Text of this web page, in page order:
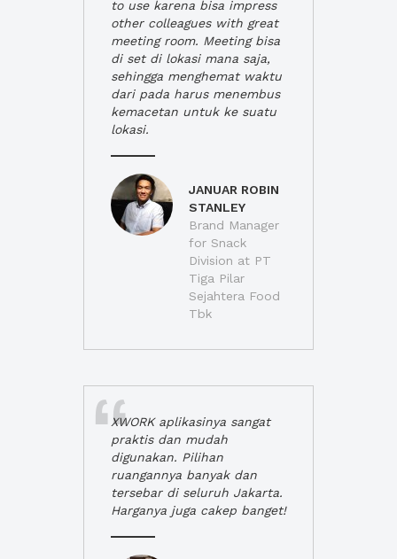
to use karena bisa impress
other colleagues with great
meeting room. Meeting bisa
di set di lokasi mana saja,
sehingga menghemat waktu
dari pada harus menembus
kemacetan untuk ke suatu
lokasi.
JANUAR ROBIN
STANLEY
Brand Manager
for Snack
Division at PT
Tiga Pilar
Sejahtera Food
Tbk
XWORK aplikasinya sangat
praktis dan mudah
digunakan. Pilihan
ruangannya banyak dan
tersebar di seluruh Jakarta.
Harganya juga cakep banget!